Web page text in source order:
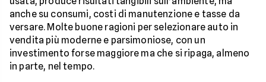
anche su consumi, costi di manutenzione e tasse da
versare. Molte buone ragioni per selezionare auto in
vendita più moderne e parsimoniose, con un
investimento forse maggiore ma che si ripaga, almeno
in parte, nel tempo.